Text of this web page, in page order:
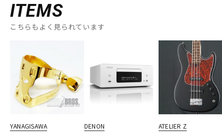
ITEMS
こちらもよく見られています
YANAGISAWA
DENON
ATELIER Z